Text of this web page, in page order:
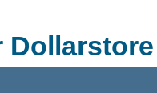
Dollarstore